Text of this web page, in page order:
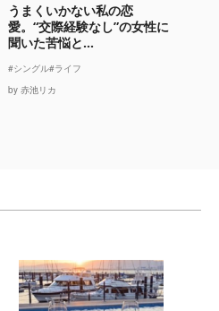
うまくいかない私の恋
愛。“交際経験なし”の女性に
聞いた苦悩と...
#シングル#ライフ
by 赤池リカ